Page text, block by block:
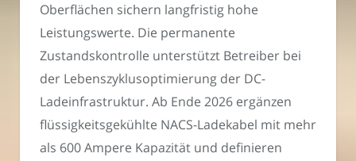
Oberflächen sichern langfristig hohe
Leistungswerte. Die permanente
Zustandskontrolle unterstützt Betreiber bei
der Lebenszyklusoptimierung der DC-
Ladeinfrastruktur. Ab Ende 2026 ergänzen
flüssigkeitsgekühlte NACS-Ladekabel mit mehr
als 600 Ampere Kapazität und definieren